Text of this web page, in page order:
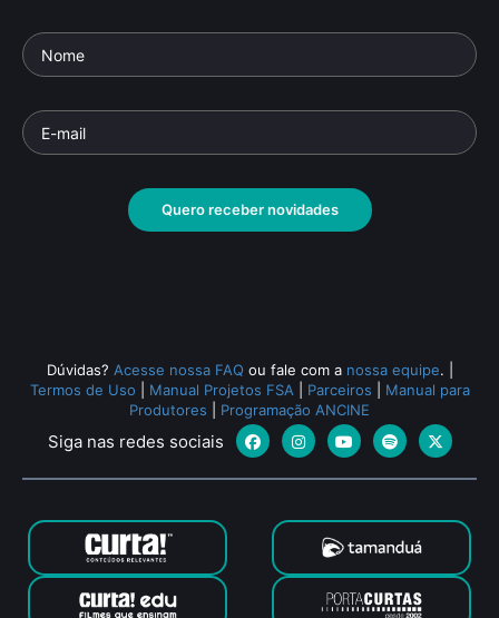
Os Mutantes
• 7 min •Quero receber novidades
Dúvidas? Acesse nossa FAQ ou fale com a nossa equipe.
Termos de Uso
Manual Projetos FSA Parceiros
Manual para
Produtores
Programação ANCINE
Siga nas redes sociais